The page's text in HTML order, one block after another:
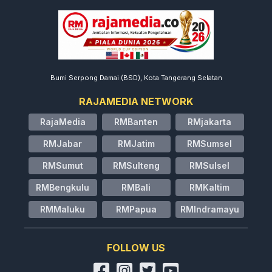
Bumi Serpong Damai (BSD), Kota Tangerang Selatan
RAJAMEDIA NETWORK
RajaMedia RMBanten RMjakarta
RMJabar RMJatim RMSumsel
RMSumut RMSulteng RMSulsel
RMBengkulu RMBali RMKaltim
RMMaluku RMPapua RMIndramayu
FOLLOW US